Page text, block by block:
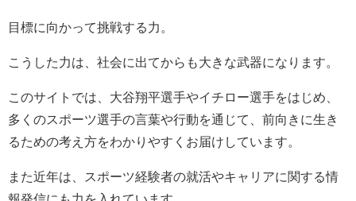
目標に向かって挑戦する力。
こうした力は、社会に出てからも大きな武器になります。
このサイトでは、大谷翔平選手やイチロー選手をはじめ、
多くのスポーツ選手の言葉や行動を通じて、前向きに生き
るための考え方をわかりやすくお届けしています。
また近年は、スポーツ経験者の就活やキャリアに関する情
報発信にも力を入れています。